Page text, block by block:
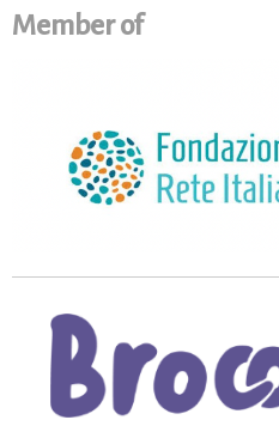
Member of